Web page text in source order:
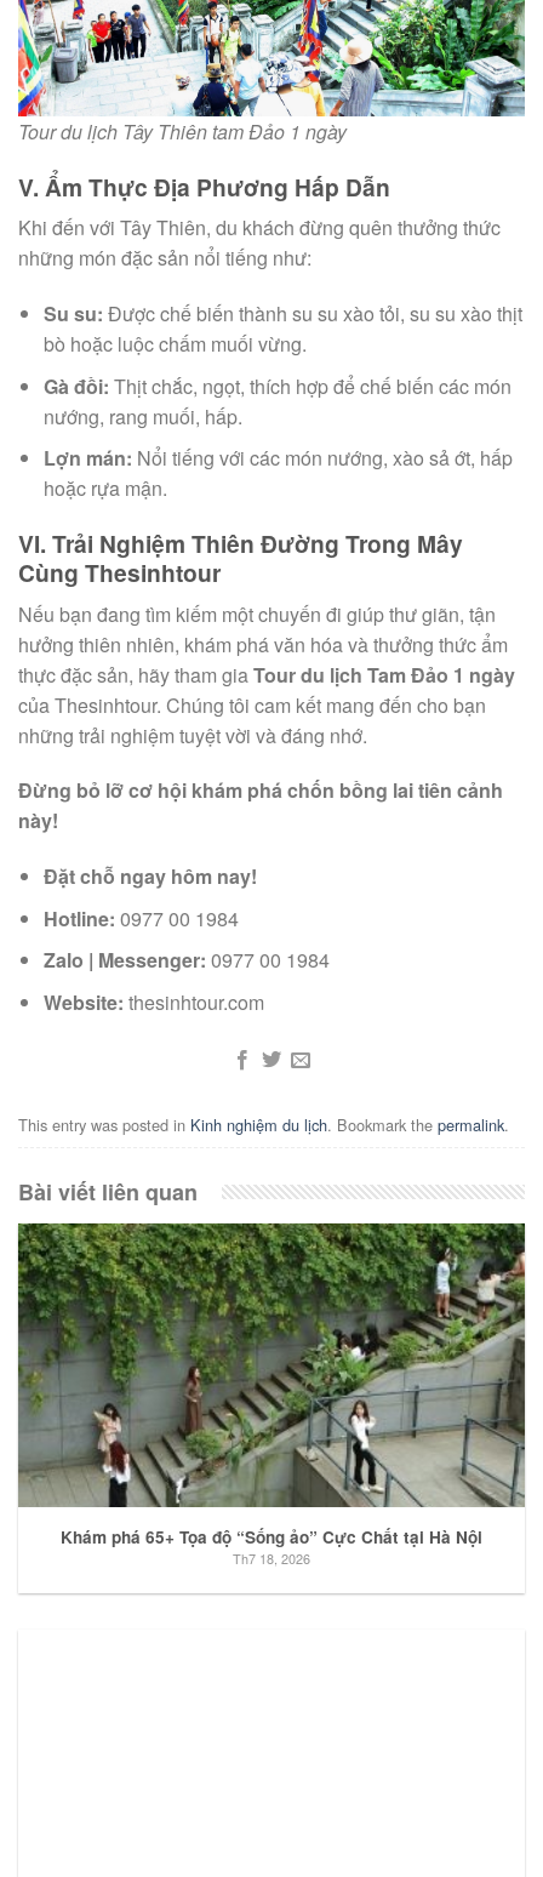
Tour du lịch Tây Thiên tam Đảo 1 ngày
V. Ẩm Thực Địa Phương Hấp Dẫn
Khi đến với Tây Thiên, du khách đừng quên thưởng thức
những món đặc sản nổi tiếng như:
Su su: Được chế biến thành su su xào tỏi, su su xào thịt
bò hoặc luộc chấm muối vừng.
Gà đồi: Thịt chắc, ngọt, thích hợp để chế biến các món
nướng, rang muối, hấp.
Lợn mán: Nổi tiếng với các món nướng, xào sả ớt, hấp
hoặc rựa mận.
VI. Trải Nghiệm Thiên Đường Trong Mây
Cùng Thesinhtour
Nếu bạn đang tìm kiếm một chuyến đi giúp thư giãn, tận
hưởng thiên nhiên, khám phá văn hóa và thưởng thức ẩm
thực đặc sản, hãy tham gia Tour du lịch Tam Đảo 1 ngày
của Thesinhtour. Chúng tôi cam kết mang đến cho bạn
những trải nghiệm tuyệt vời và đáng nhớ.
Đừng bỏ lỡ cơ hội khám phá chốn bồng lai tiên cảnh
này!
Đặt chỗ ngay hôm nay!
Hotline: 0977 00 1984
Zalo | Messenger: 0977 00 1984
Website: thesinhtour.com
This entry was posted in Kinh nghiệm du lịch. Bookmark the permalink.
Bài viết liên quan
Khám phá 65+ Tọa độ “Sống ảo” Cực Chất tại Hà Nội
Th7 18, 2026